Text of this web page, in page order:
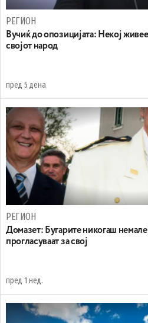
РЕГИОН
Вучиќ до опозицијата: Некој
својот народ
пред 5 дена
РЕГИОН
Домазет: Бугарите никогаш немале
прогласуваат за свој
пред 1 нед.